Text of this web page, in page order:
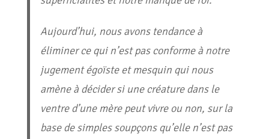
Aujourd’hui, nous avons tendance à
éliminer ce qui n’est pas conforme à notre
jugement égoïste et mesquin qui nous
amène à décider si une créature dans le
ventre d’une mère peut vivre ou non, sur la
base de simples soupçons qu’elle n’est pas